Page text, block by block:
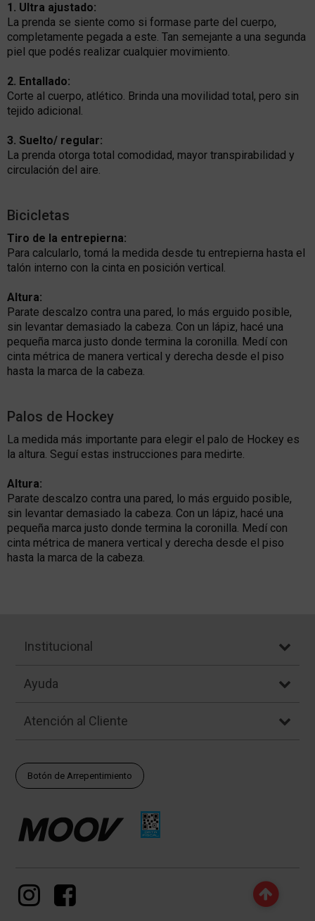
1. Ultra ajustado:
La prenda se siente como si formase parte del cuerpo,
completamente pegada a este. Tan semejante a una segunda
piel que podés realizar cualquier movimiento.
2. Entallado:
Corte al cuerpo, atlético. Brinda una movilidad total, pero sin
tejido adicional.
3. Suelto/ regular:
La prenda otorga total comodidad, mayor transpirabilidad y
circulación del aire.
Bicicletas
Tiro de la entrepierna:
Para calcularlo, tomá la medida desde tu entrepierna hasta el
talón interno con la cinta en posición vertical.
Altura:
Parate descalzo contra una pared, lo más erguido posible,
sin levantar demasiado la cabeza. Con un lápiz, hacé una
pequeña marca justo donde termina la coronilla. Medí con
cinta métrica de manera vertical y derecha desde el piso
hasta la marca de la cabeza.
Palos de Hockey
La medida más importante para elegir el palo de Hockey es
la altura. Seguí estas instrucciones para medirte.
Altura:
Parate descalzo contra una pared, lo más erguido posible,
sin levantar demasiado la cabeza. Con un lápiz, hacé una
pequeña marca justo donde termina la coronilla. Medí con
cinta métrica de manera vertical y derecha desde el piso
hasta la marca de la cabeza.
Institucional
Ayuda
Atención al Cliente
Botón de Arrepentimiento